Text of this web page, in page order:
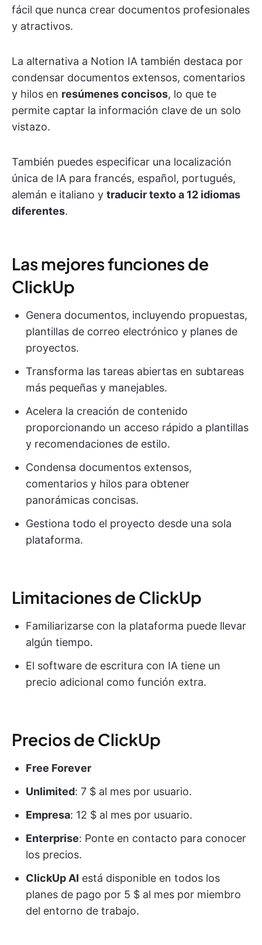
fácil que nunca crear documentos profesionales
y atractivos.
La alternativa a Notion IA también destaca por
condensar documentos extensos, comentarios
y hilos en resúmenes concisos, lo que te
permite captar la información clave de un solo
vistazo.
También puedes especificar una localización
única de IA para francés, español, portugués,
alemán e italiano y traducir texto a 12 idiomas
diferentes.
Las mejores funciones de
ClickUp
Genera documentos, incluyendo propuestas,
plantillas de correo electrónico y planes de
proyectos.
Transforma las tareas abiertas en subtareas
más pequeñas y manejables.
Acelera la creación de contenido
proporcionando un acceso rápido a plantillas
y recomendaciones de estilo.
Condensa documentos extensos,
comentarios y hilos para obtener
panorámicas concisas.
Gestiona todo el proyecto desde una sola
plataforma.
Limitaciones de ClickUp
Familiarizarse con la plataforma puede llevar
algún tiempo.
El software de escritura con IA tiene un
precio adicional como función extra.
Precios de ClickUp
Free Forever
Unlimited: 7 $ al mes por usuario.
Empresa: 12 $ al mes por usuario.
Enterprise: Ponte en contacto para conocer
los precios.
ClickUp AI está disponible en todos los
planes de pago por 5 $ al mes por miembro
del entorno de trabajo.